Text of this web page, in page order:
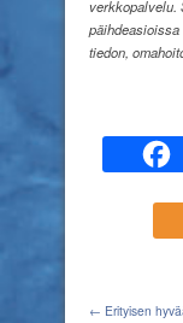
verkkopalvelu.
päihdeasioissa
tiedon,
← Erityisen